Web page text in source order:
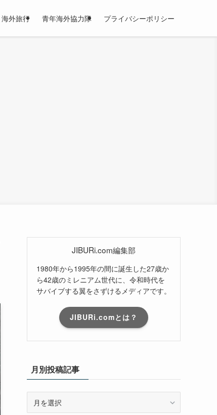
海外旅行 青年海外協力隊 プライバシーポリシー
JIBURi.com編集部
1980年から1995年の間に誕生した27歳か
ら42歳のミレニアム世代に、令和時代を
サバイブする翼をさずけるメディアです。
JIBURi.comとは？
月別投稿記事